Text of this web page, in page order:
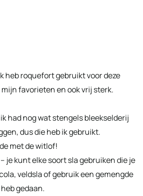
heb roquefort gebruikt voor deze
mijn favorieten en ook vrij sterk.
had nog wat stengels bleekselderij
dus die heb ik gebruikt.
met de witlof!
– je kunt elke soort sla gebruiken die je
veldsla of gebruik een gemengde
gedaan.